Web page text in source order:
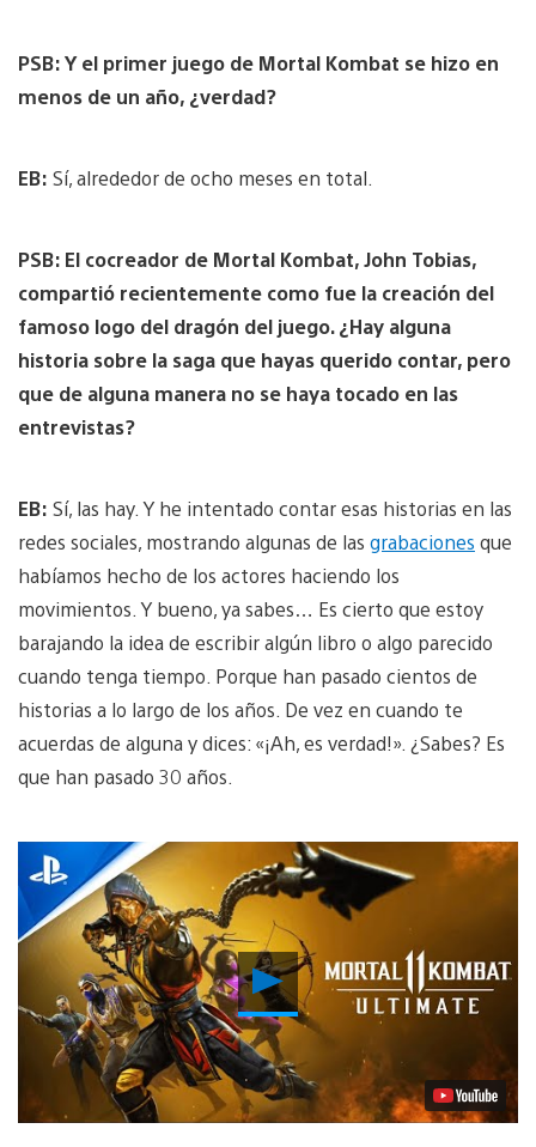
PSB: Y el primer juego de Mortal Kombat se hizo en
menos de un año, ¿verdad?
EB: Sí, alrededor de ocho meses en total.
PSB: El cocreador de Mortal Kombat, John Tobias,
compartió recientemente como fue la creación del
famoso logo del dragón del juego. ¿Hay alguna
historia sobre la saga que hayas querido contar, pero
que de alguna manera no se haya tocado en las
entrevistas?
EB: Sí, las hay. Y he intentado contar esas historias en las
redes sociales, mostrando algunas de las grabaciones que
habíamos hecho de los actores haciendo los
movimientos. Y bueno, ya sabes… Es cierto que estoy
barajando la idea de escribir algún libro o algo parecido
cuando tenga tiempo. Porque han pasado cientos de
historias a lo largo de los años. De vez en cuando te
acuerdas de alguna y dices: «¡Ah, es verdad!». ¿Sabes? Es
que han pasado 30 años.
Reproducir
vídeo